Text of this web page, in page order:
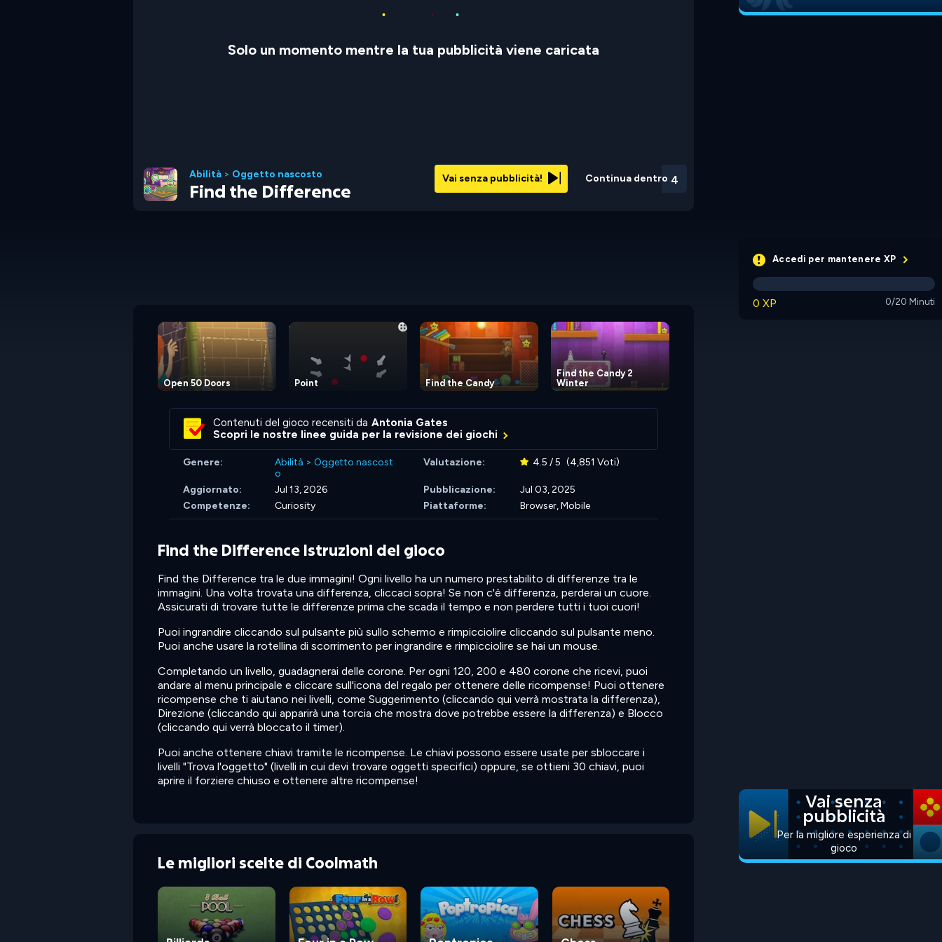
Solo un momento mentre la tua pubblicità viene caricata
Continua dentro 3
Vai senza pubblicità!
Abilità > Oggetto nascosto
Find the Difference
Open 50 Doors Point Find the Candy
Find the Candy 2
Winter
Contenuti del gioco recensiti da Antonia Gates
Scopri le nostre linee guida per la revisione dei giochi
Genere: Abilità > Oggetto nascost
o
Valutazione: 4.5 / 5 (4,851 Voti)
Aggiornato: Jul 13, 2026 Pubblicazione:
Jul 03, 2025
Competenze:
Curiosity Piattaforme: Browser, Mobile
Find the Difference Istruzioni del gioco
Find the Difference tra le due immagini! Ogni livello ha un numero prestabilito di differenze tra le
immagini. Una volta trovata una differenza, cliccaci sopra! Se non c'è differenza, perderai un cuore.
Assicurati di trovare tutte le differenze prima che scada il tempo e non perdere tutti i tuoi cuori!
Puoi ingrandire cliccando sul pulsante più sullo schermo e rimpicciolire cliccando sul pulsante meno.
Puoi anche usare la rotellina di scorrimento per ingrandire e rimpicciolire se hai un mouse.
Completando un livello, guadagnerai delle corone. Per ogni 120, 200 e 480 corone che ricevi, puoi
andare al menu principale e cliccare sull'icona del regalo per ottenere delle ricompense! Puoi ottenere
ricompense che ti aiutano nei livelli, come Suggerimento (cliccando qui verrà mostrata la differenza),
Direzione (cliccando qui apparirà una torcia che mostra dove potrebbe essere la differenza) e Blocco
(cliccando qui verrà bloccato il timer).
Puoi anche ottenere chiavi tramite le ricompense. Le chiavi possono essere usate per sbloccare i
livelli "Trova l'oggetto" (livelli in cui devi trovare oggetti specifici) oppure, se ottieni 30 chiavi, puoi
aprire il forziere chiuso e ottenere altre ricompense!
Le migliori scelte di Coolmath
Accedi per mantenere XP
0 XP 0/20 Minuti
Vai senza
pubblicità
Per la migliore esperienza di
gioco